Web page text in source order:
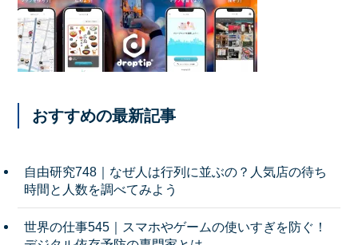
おすすめの最新記事
自由研究748｜なぜ人は行列に並ぶの？人気店の待ち
時間と人数を調べてみよう
世界の仕事545｜スマホやゲームの使いすぎを防ぐ！